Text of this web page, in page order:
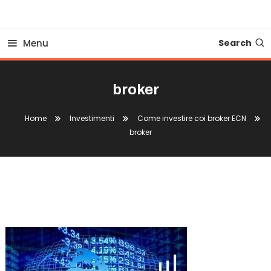
Menu Search
broker
Home Investimenti
Come investire coi broker ECN
broker